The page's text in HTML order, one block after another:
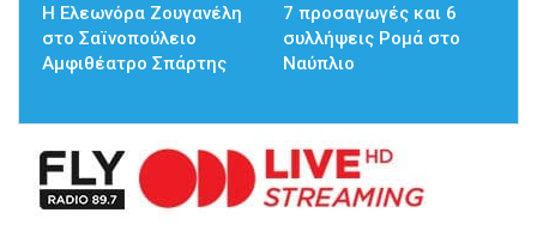
Η Ελεωνόρα Ζουγανέλη
στο Σαϊνοπούλειο
Αμφιθέατρο Σπάρτης
7 προσαγωγές και 6
συλλήψεις Ρομά στο
Ναύπλιο